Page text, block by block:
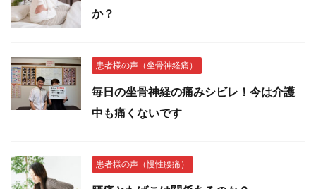
か？
患者様の声（坐骨神経痛）
毎日の坐骨神経の痛みシビレ！今は介護
中も痛くないです
患者様の声（慢性腰痛）